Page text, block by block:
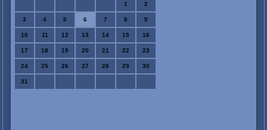
1 2
3 4 5 6 7 8 9
10 11 12 13 14 15 16
17 18 19 20 21 22 23
24 25 26 27 28 29 30
31